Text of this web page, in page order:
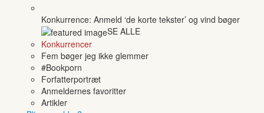
Konkurrence: Anmeld ‘de korte tekster’ og vind bøger
SE ALLE
Konkurrencer
Fem bøger jeg ikke glemmer
#Bookporn
Forfatterportræt
Anmeldernes favoritter
Artikler